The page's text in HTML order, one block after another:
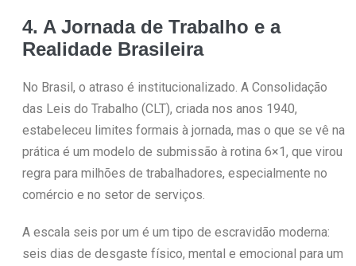
4. A Jornada de Trabalho e a
Realidade Brasileira
No Brasil, o atraso é institucionalizado. A Consolidação
das Leis do Trabalho (CLT), criada nos anos 1940,
estabeleceu limites formais à jornada, mas o que se vê na
prática é um modelo de submissão à rotina 6×1, que virou
regra para milhões de trabalhadores, especialmente no
comércio e no setor de serviços.
A escala seis por um é um tipo de escravidão moderna:
seis dias de desgaste físico, mental e emocional para um